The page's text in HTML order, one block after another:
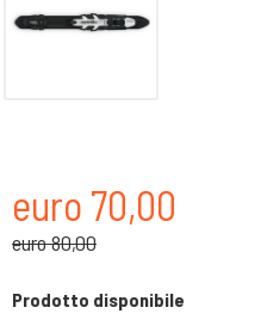
euro 70,00
euro 80,00
Prodotto disponibile